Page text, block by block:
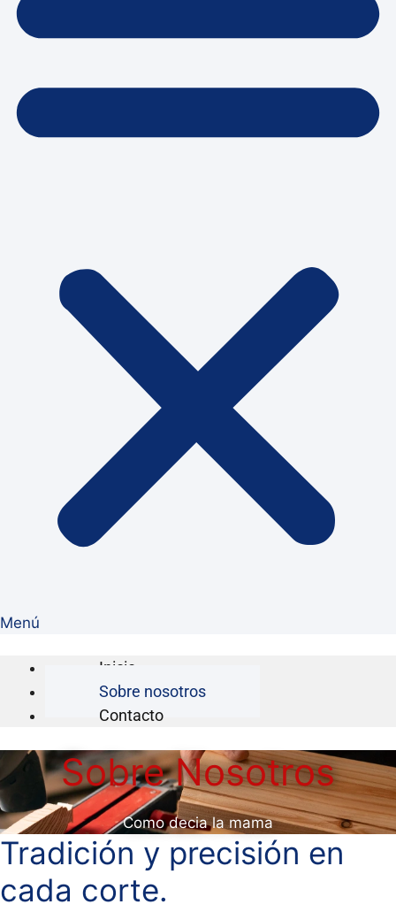
Menú
Inicio
Sobre nosotros
Contacto
Sobre Nosotros
Como decia la mama
Tradición y precisión en
cada corte.